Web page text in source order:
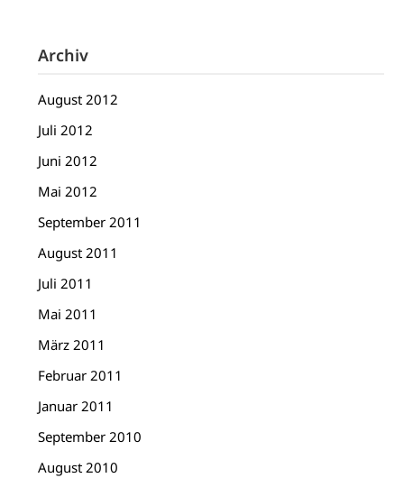
Archiv
August 2012
Juli 2012
Juni 2012
Mai 2012
September 2011
August 2011
Juli 2011
Mai 2011
März 2011
Februar 2011
Januar 2011
September 2010
August 2010